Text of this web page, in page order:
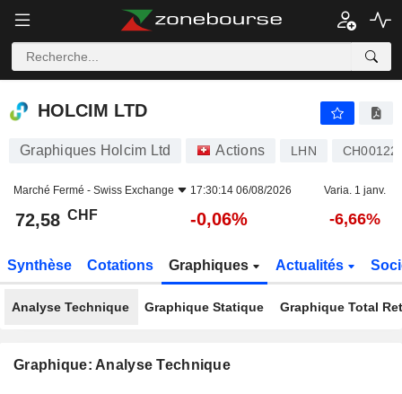
HOLCIM LTD
HOLCIM LTD
Graphiques Holcim Ltd Actions LHN
Marché Fermé - Swiss Exchange 17:30:14 06/08/2026 Varia. 1 janv.
72,58 CHF -0,06% -6,66%
Synthèse Cotations Graphiques Actualités
Analyse Technique Graphique Statique Graphique Total
Graphique: Analyse Technique